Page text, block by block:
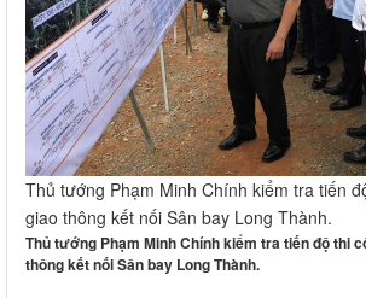
Thủ tướng Phạm Minh Chính kiểm tra tiến
giao thông kết nối Sân bay Long Thành.
Thủ tướng Phạm Minh Chính kiểm tra tiến độ thi
thông kết nối Sân bay Long Thành.